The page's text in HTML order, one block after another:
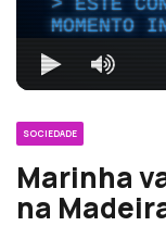
MOMENTO
SOCIEDADE
Marinha
na